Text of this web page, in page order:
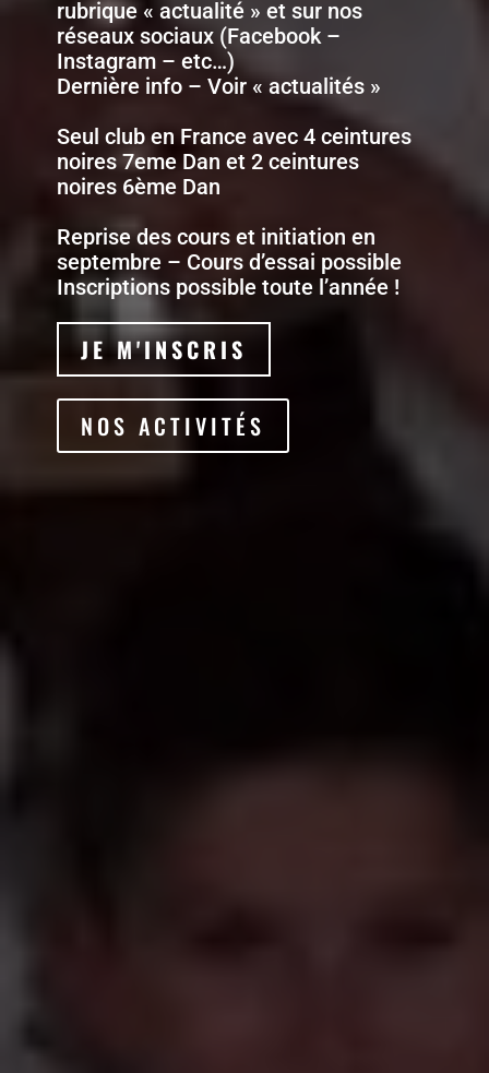
rubrique « actualité » et sur nos
réseaux sociaux (Facebook –
Instagram – etc…)
Dernière info – Voir « actualités »
Seul club en France avec 4 ceintures
noires 7eme Dan et 2 ceintures
noires 6ème Dan
Reprise des cours et initiation en
septembre – Cours d’essai possible
Inscriptions possible toute l’année !
JE M'INSCRIS
NOS ACTIVITÉS